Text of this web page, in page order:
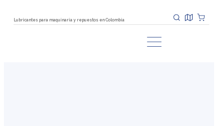
Lubricantes para maquinaria y repuestos en Colombia